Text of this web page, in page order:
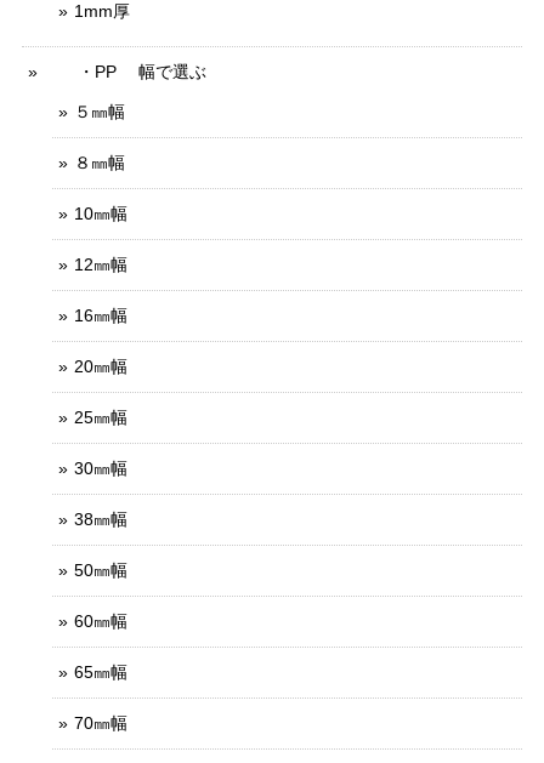
1mm厚
・PP 幅で選ぶ
５㎜幅
８㎜幅
10㎜幅
12㎜幅
16㎜幅
20㎜幅
25㎜幅
30㎜幅
38㎜幅
50㎜幅
60㎜幅
65㎜幅
70㎜幅